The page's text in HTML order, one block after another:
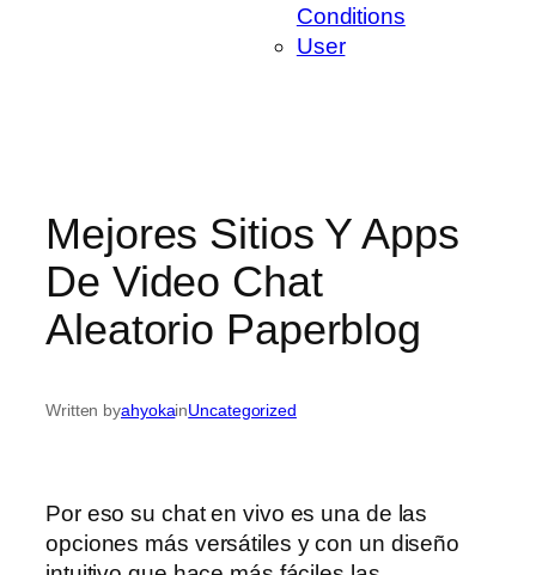
Conditions
User
Mejores Sitios Y Apps
De Video Chat
Aleatorio Paperblog
Written byahyokainUncategorized
Por eso su chat en vivo es una de las
opciones más versátiles y con un diseño